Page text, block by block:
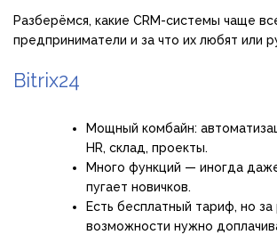
Разберёмся, какие CRM-системы чаще
предприниматели и за что их любят или
Bitrix24
Мощный комбайн:
HR, склад, проекты.
Много функций — иногда
пугает новичков.
Есть бесплатный тариф, но
возможности нужно